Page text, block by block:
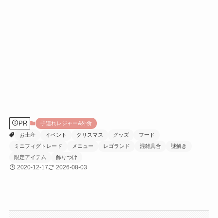
PR
子連れレジャー&外食
お土産
イベント クリスマス グッズ
フード
ミニフィグトレード
メニュー レゴランド 混雑具合
謎解き
限定アイテム
飾りつけ
2020-12-17 2026-08-03